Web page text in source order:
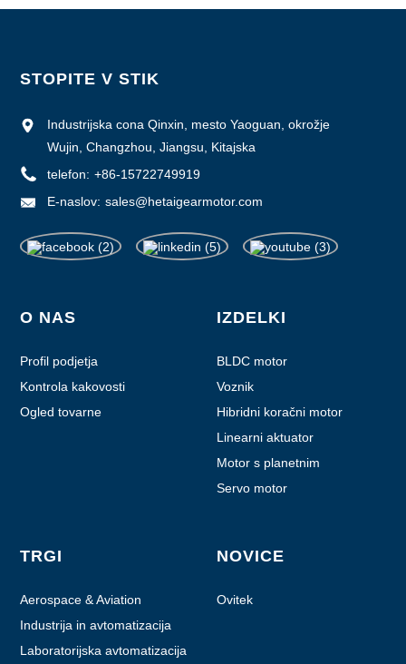
STOPITE V STIK
Industrijska cona Qinxin, mesto Yaoguan, okrožje
Wujin, Changzhou, Jiangsu, Kitajska
telefon: +86-15722749919
E-naslov: sales@hetaigearmotor.com
O NAS
Profil podjetja
Kontrola kakovosti
Ogled tovarne
IZDELKI
BLDC motor
Voznik
Hibridni koračni motor
Linearni aktuator
Motor s planetnim
menjalnikom
Servo motor
TRGI
Aerospace & Aviation
Industrija in avtomatizacija
Laboratorijska avtomatizacija
NOVICE
Ovitek